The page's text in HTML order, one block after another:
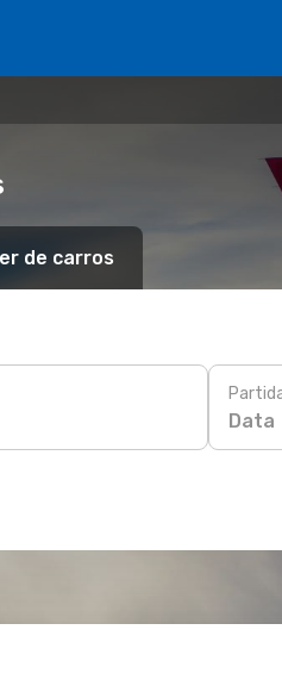
de carros
Data